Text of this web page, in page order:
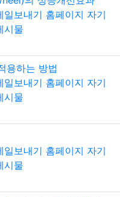
일보내기 홈페이지 자기
시물
용하는 방법
일보내기 홈페이지 자기
시물
일보내기 홈페이지 자기
시물